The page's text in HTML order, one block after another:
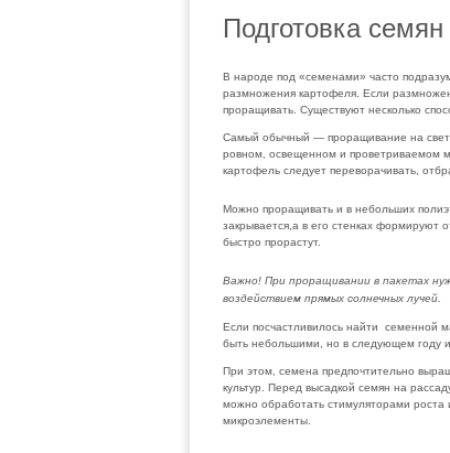
Подготовка
В народе под «семенами» часто
размножения картофеля. Если
проращивать. Существуют несколько
Самый обычный — проращивание на
ровном, освещенном и проветриваемом
картофель следует переворачивать,
Можно проращивать и в небольших
закрывается,а в его стенках формируют
быстро прорастут.
Важно! При проращивании в пакетах
воздействием прямых солнечных лучей.
Если посчастливилось найти семенной
быть небольшими, но в следующем году
При этом, семена предпочтительно
культур. Перед высадкой семян на
можно обработать стимуляторами роста
микроэлементы.